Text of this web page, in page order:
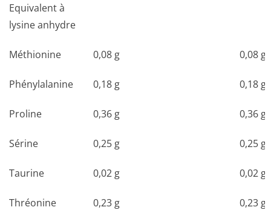
Equivalent à
lysine anhydre
Méthionine 0,08 g 0,08 g
Phénylalanine 0,18 g 0,18 g
Proline 0,36 g 0,36 g
Sérine 0,25 g 0,25 g
Taurine 0,02 g 0,02 g
Thréonine 0,23 g 0,23 g